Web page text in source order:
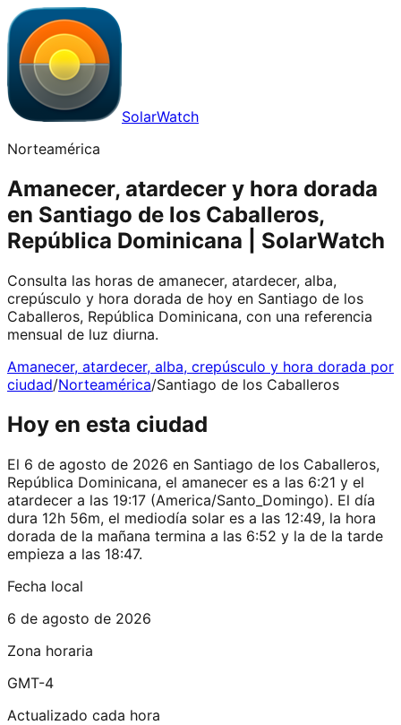
SolarWatch
Norteamérica
Amanecer, atardecer y hora dorada
en Santiago de los Caballeros,
República Dominicana | SolarWatch
Consulta las horas de amanecer, atardecer, alba,
crepúsculo y hora dorada de hoy en Santiago de los
Caballeros, República Dominicana, con una referencia
mensual de luz diurna.
Amanecer, atardecer, alba, crepúsculo y hora dorada por
ciudad/Norteamérica/Santiago de los Caballeros
Hoy en esta ciudad
El 6 de agosto de 2026 en Santiago de los Caballeros,
República Dominicana, el amanecer es a las 6:21 y el
atardecer a las 19:17 (America/Santo_Domingo). El día
dura 12h 56m, el mediodía solar es a las 12:49, la hora
dorada de la mañana termina a las 6:52 y la de la tarde
empieza a las 18:47.
Fecha local
6 de agosto de 2026
Zona horaria
GMT-4
Actualizado cada hora